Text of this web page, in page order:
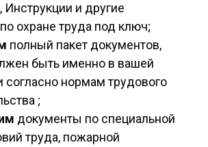
и другие
охране труда под ключ;
полный пакет документов,
быть именно в вашей
согласно нормам трудового
;
документы по специальной
труда, пожарной